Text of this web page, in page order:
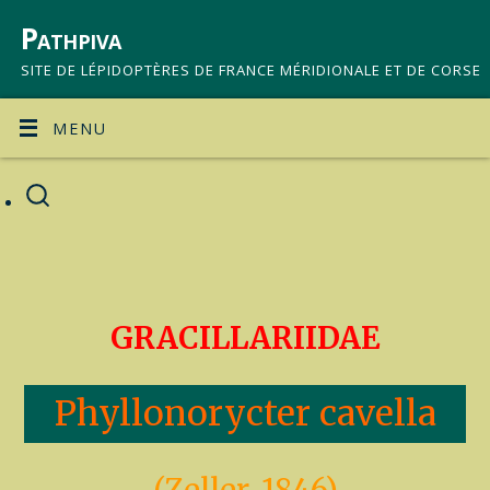
Pathpiva
SITE DE LÉPIDOPTÈRES DE FRANCE MÉRIDIONALE ET DE CORSE
MENU
GRACILLARIIDAE
Phyllonorycter cavella